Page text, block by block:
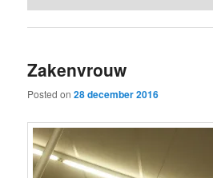
Zakenvrouw
Posted on28 december 2016